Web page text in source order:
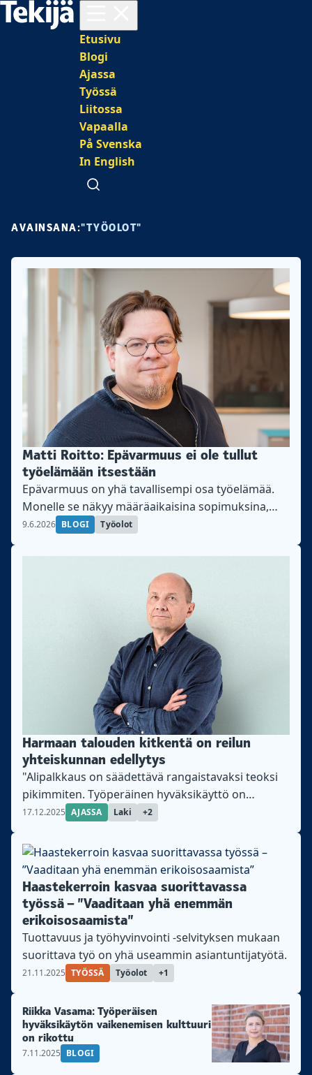
Päävalikko
Etusivu
Blogi
Ajassa
Työssä
Liitossa
Vapaalla
På Svenska
In English
Avaa haku
AVAINSANA:"TYÖOLOT"
Matti Roitto: Epävarmuus ei ole tullut
työelämään itsestään
Epävarmuus on yhä tavallisempi osa työelämää.
Monelle se näkyy määräaikaisina sopimuksina,
työsuhteiden katkoksina, koeaikaan päättyvinä
koeajalla ja heikommilla ehdoilla. Kyse ei ole vain
yksittäisistä epävarmoista tilanteista, vaan
laajemmasta muutoksesta: työnantajien riskejä
siirretään yhä useammin työntekijöiden
kannettavaksi. Ankarimmin tämä näyttää osuvan
nuoriin, naisoletettuihin ja muihin työmarkkinoilla
heikommassa asemassa oleviin....
9.6.2026 BLOGI Työolot
Harmaan talouden kitkentä on reilun
yhteiskunnan edellytys
"Alipalkkaus on säädettävä rangaistavaksi teoksi
pikimmiten. Työperäinen hyväksikäyttö on
kitkettävä juurineen", kirjoittaa päätoimittaja
17.12.2025 AJASSA Laki +2
Haastekerroin kasvaa suorittavassa
työssä – ”Vaaditaan yhä enemmän
erikoisosaamista”
Tuottavuus ja työhyvinvointi -selvityksen mukaan
suorittava työ on yhä useammin asiantuntijatyötä.
21.11.2025 TYÖSSÄ Työolot +1
Riikka Vasama: Työperäisen
hyväksikäytön vaikenemisen kulttuuri
on rikottu
7.11.2025 BLOGI